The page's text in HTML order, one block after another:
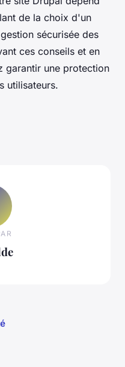
de la choix d'un
sécurisée des
ces conseils et en
garantir une protection
utilisateurs.